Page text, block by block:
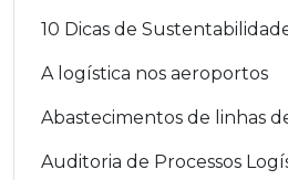
10 Dicas de
A logística nos aeroportos
Abastecimentos de linhas
Auditoria de Processos